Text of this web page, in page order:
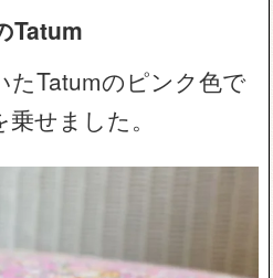
Tatum
たTatumのピンク色で
せました。